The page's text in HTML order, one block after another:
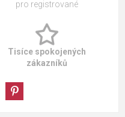
pro registrované
Tisíce spokojených
zákazníků